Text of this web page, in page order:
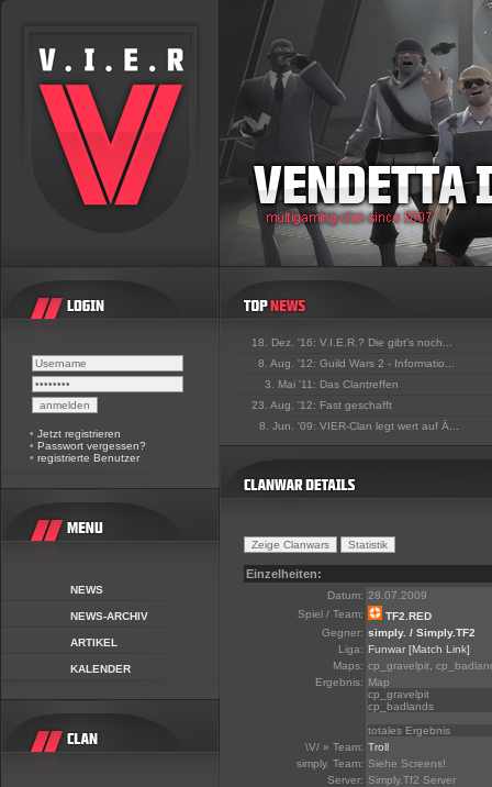
• Jetzt registrieren
• Passwort vergessen?
• registrierte Benutzer
NEWS
NEWS-ARCHIV
ARTIKEL
KALENDER
18. Dez. '16: V.I.E.R.? Die gibt's noch...
8. Aug. '12: Guild Wars 2 - Informatio...
3. Mai '11: Das Clantreffen
23. Aug. '12: Fast geschafft
8. Jun. '09: VIER-Clan legt wert auf Ä...
Einzelheiten:
Datum: 28.07.2009
Spiel / Team:
TF2.RED
Gegner: simply. / Simply.TF2
Liga: Funwar [Match Link]
Maps: cp_gravelpit,
Ergebnis: Map
cp_gravelpit
cp_badlands
totales Ergebnis
\V/ » Team: Troll
simply. Team: Siehe Screens!
Server: Simply.Tf2 Server